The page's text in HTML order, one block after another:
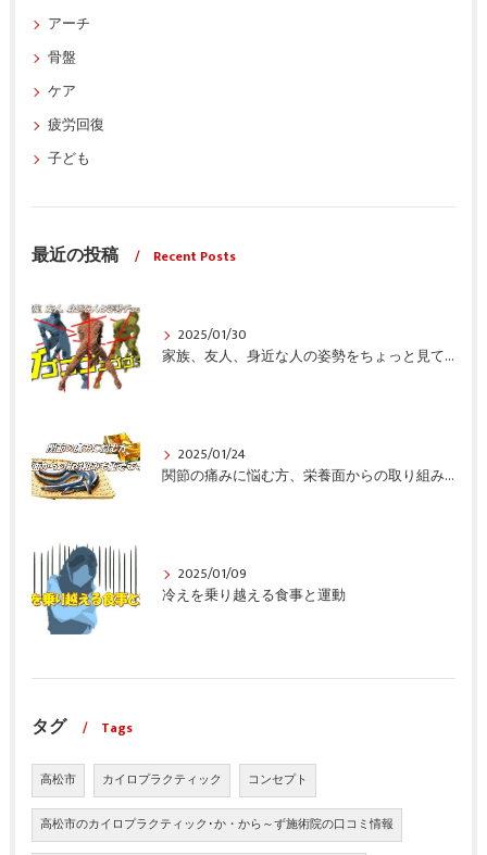
アーチ
骨盤
ケア
疲労回復
子ども
最近の投稿 Recent Posts
2025/01/30
家族、友人、身近な人の姿勢をちょっと見てみませんか？
2025/01/24
関節の痛みに悩む方、栄養面からの取り組みも重要ですよ！
2025/01/09
冷えを乗り越える食事と運動
タグ Tags
高松市 カイロプラクティック コンセプト
高松市のカイロプラクティック･か・から～ず施術院の口コミ情報